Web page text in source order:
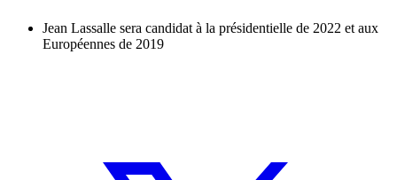
Jean Lassalle sera candidat à la présidentielle de 2022 et aux
Européennes de 2019